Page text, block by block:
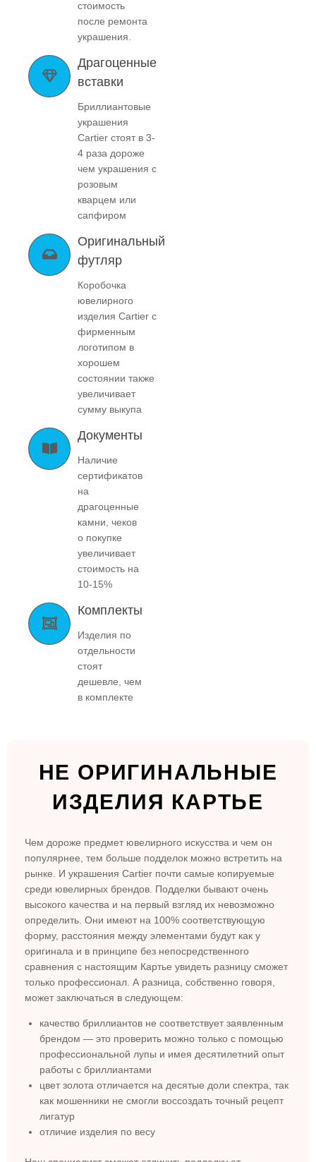
стоимость
после ремонта
украшения.
Драгоценные
вставки
Бриллиантовые
украшения
Cartier стоят в 3-
4 раза дороже
чем украшения с
розовым
кварцем или
сапфиром
Оригинальный
футляр
Коробочка
ювелирного
изделия Cartier c
фирменным
логотипом в
хорошем
состоянии также
увеличивает
сумму выкупа
Документы
Наличие
сертификатов
на
драгоценные
камни, чеков
о покупке
увеличивает
стоимость на
10-15%
Комплекты
Изделия по
отдельности
стоят
дешевле, чем
в комплекте
НЕ ОРИГИНАЛЬНЫЕ
ИЗДЕЛИЯ КАРТЬЕ
Чем дороже предмет ювелирного искусства и чем он
популярнее, тем больше подделок можно встретить на
рынке. И украшения Cartier почти самые копируемые
среди ювелирных брендов. Подделки бывают очень
высокого качества и на первый взгляд их невозможно
определить. Они имеют на 100% соответствующую
форму, расстояния между элементами будут как у
оригинала и в принципе без непосредственного
сравнения с настоящим Картье увидеть разницу сможет
только профессионал. А разница, собственно говоря,
может заключаться в следующем:
качество бриллиантов не соответствует заявленным
брендом — это проверить можно только с помощью
профессиональной лупы и имея десятилетний опыт
работы с бриллиантами
цвет золота отличается на десятые доли спектра, так
как мошенники не смогли воссоздать точный рецепт
лигатур
отличие изделия по весу